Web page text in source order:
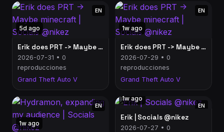
5d ago
EN
Erik does PRT -> Maybe minecraft | Socials @nikez
2026-07-31 • 0
reproducciones
Grand Theft Auto V
1w ago
EN
Erik does PRT -> Maybe minecraft | Socials @nikez
2026-07-29 • 0
reproducciones
Grand Theft Auto V
1w ago
EN
1w ago
EN
Erik | Socials @nikez
2026-07-27 • 0